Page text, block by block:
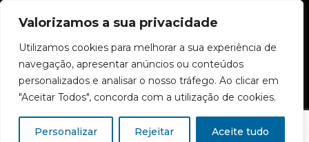
Valorizamos a sua privacidade
Utilizamos cookies para melhorar a sua experiência de
navegação, apresentar anúncios ou conteúdos
personalizados e analisar o nosso tráfego. Ao clicar em
"Aceitar Todos", concorda com a utilização de cookies.
Personalizar Rejeitar Aceite tudo
NEWSLETTER
Aceito a Política de Privacidade